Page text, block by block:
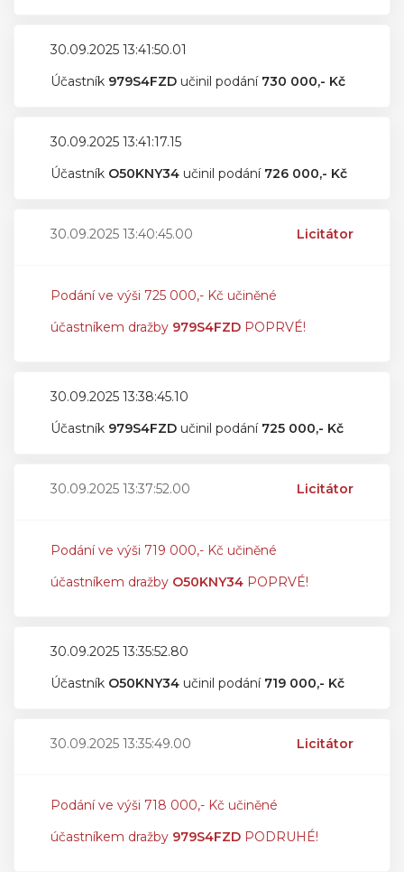
30.09.2025 13:41:50.01
Účastník 979S4FZD učinil podání 730 000,- Kč
30.09.2025 13:41:17.15
Účastník O50KNY34 učinil podání 726 000,- Kč
30.09.2025 13:40:45.00 Licitátor
Podání ve výši 725 000,- Kč učiněné
účastníkem dražby 979S4FZD POPRVÉ!
30.09.2025 13:38:45.10
Účastník 979S4FZD učinil podání 725 000,- Kč
30.09.2025 13:37:52.00 Licitátor
Podání ve výši 719 000,- Kč učiněné
účastníkem dražby O50KNY34 POPRVÉ!
30.09.2025 13:35:52.80
Účastník O50KNY34 učinil podání 719 000,- Kč
30.09.2025 13:35:49.00 Licitátor
Podání ve výši 718 000,- Kč učiněné
účastníkem dražby 979S4FZD PODRUHÉ!